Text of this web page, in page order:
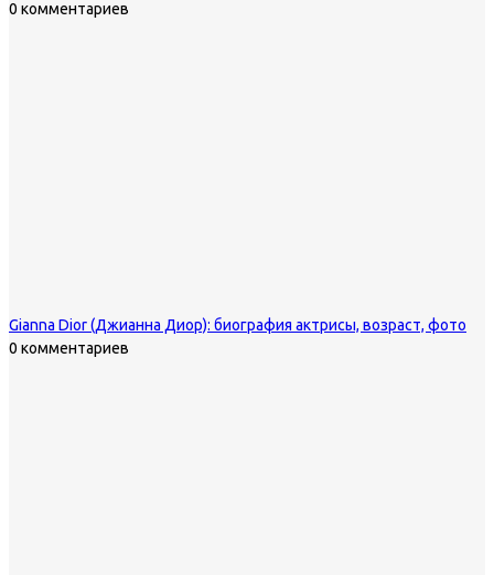
0 комментариев
Gianna Dior (Джианна Диор): биография актрисы, возраст, фото
0 комментариев